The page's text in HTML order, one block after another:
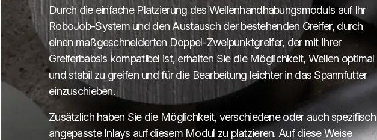
Durch die einfache Platzierung des Wellenhandhabungsmoduls auf Ihr
RoboJob-System und den Austausch der bestehenden Greifer, durch
einen maßgeschneiderten Doppel-Zweipunktgreifer, der mit Ihrer
Greiferbabsis kompatibel ist, erhalten Sie die Möglichkeit, Wellen optimal
und stabil zu greifen und für die Bearbeitung leichter in das Spannfutter
einzuschieben.
Zusätzlich haben Sie die Möglichkeit, verschiedene oder auch spezifisch
angepasste Inlays auf diesem Modul zu platzieren. Auf diese Weise